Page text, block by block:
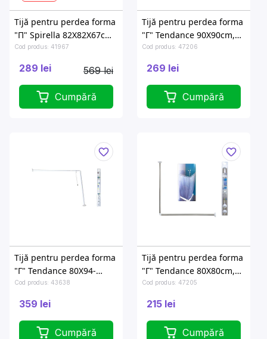
Tijă pentru perdea forma
"П" Spirella 82X82X67cm
aluminiu
Cod produs: 41967
289 lei 569 lei
Cumpără
Tijă pentru perdea forma
"Г" Tendance 90X90cm,
aluminiu
Cod produs: 47206
269 lei
Cumpără
Tijă pentru perdea forma
"Г" Tendance 80X94-
180cm albă, aluminiu
Cod produs: 43638
359 lei
Cumpără
Tijă pentru perdea forma
"Г" Tendance 80X80cm,
inox
Cod produs: 47205
215 lei
Cumpără